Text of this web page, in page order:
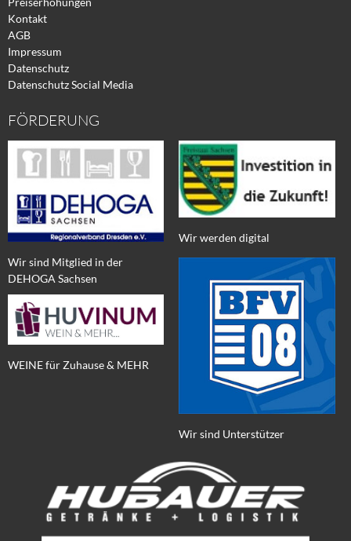
Kontakt
AGB
Impressum
Datenschutz
Datenschutz Social Media
FÖRDERUNG
Wir sind Mitglied in der
DEHOGA Sachsen
WEINE für Zuhause & MEHR
Wir werden digital
Wir sind Unterstützer